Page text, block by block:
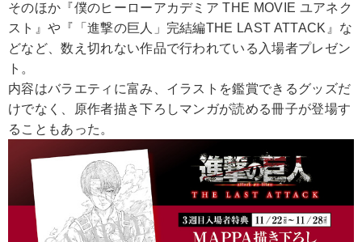
そのほか『僕のヒーローアカデミア THE MOVIE ユアネク
スト』や『「進撃の巨人」完結編THE LAST ATTACK』な
どなど、数え切れない作品で行われている入場者プレゼン
ト。
内容はバラエティに富み、イラストを鑑賞できるグッズだ
けでなく、原作者描き下ろしマンガが読める冊子が登場す
ることもあった。